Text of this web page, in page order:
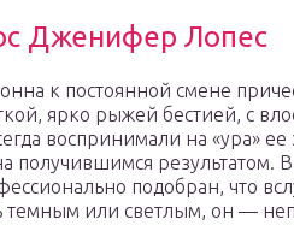
Дженифер Лопес
к постоянной смене
ярко рыжей бестией, с
воспринимали на «ура»
получившимся
подобран, что
темным или светлым, он —